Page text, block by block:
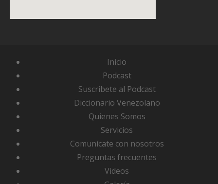
Inicio
Podcast
Suscribete al Podcast
Diccionario Venezolano
Quienes Somos
Servicios
Comunícate con nosotros
Preguntas frecuentes
Videos